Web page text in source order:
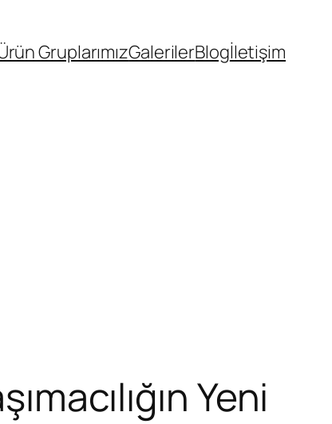
GruplarımızGalerilerBlogİletişim
Yeni